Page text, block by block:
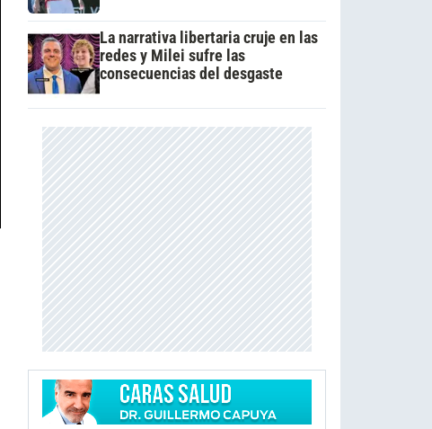
La narrativa libertaria cruje en las
redes y Milei sufre las
consecuencias del desgaste